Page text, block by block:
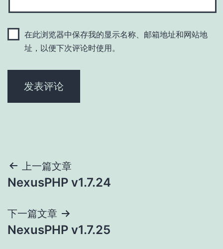
在此浏览器中保存我的显示名称、邮箱地址和网站地
址，以便下次评论时使用。
文
章
导
航
上一篇文章
NexusPHP v1.7.24
下一篇文章
NexusPHP v1.7.25